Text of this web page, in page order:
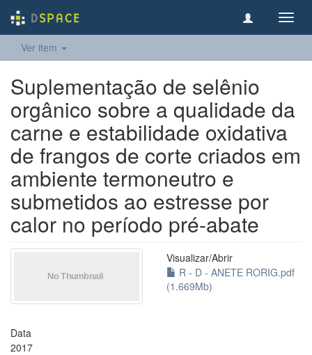
Ver item
Suplementação de selênio
orgânico sobre a qualidade da
carne e estabilidade oxidativa
de frangos de corte criados em
ambiente termoneutro e
submetidos ao estresse por
calor no período pré-abate
Visualizar/Abrir
R - D - ANETE RORIG.pdf
(1.669Mb)
Data
2017